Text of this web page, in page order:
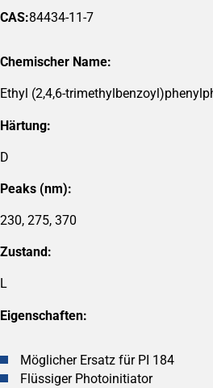
CAS:84434-11-7
Chemischer Name:
Ethyl (2,4,6-
Härtung:
D
Peaks (nm):
230, 275, 370
Zustand:
L
Eigenschaften:
Möglicher Ersatz für PI 184
Flüssiger Photoinitiator